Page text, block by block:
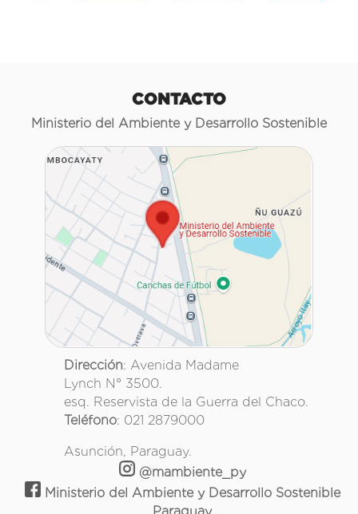
CONTACTO
Ministerio del Ambiente y Desarrollo Sostenible
Dirección: Avenida Madame
Lynch N° 3500.
esq. Reservista de la Guerra del Chaco.
Teléfono: 021 2879000
Asunción, Paraguay.
@mambiente_py
Ministerio del Ambiente y Desarrollo Sostenible